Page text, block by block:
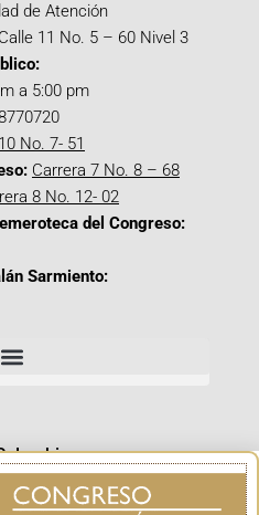
de Atención
11 No. 5 – 60 Nivel 3
a 5:00 pm
No. 7- 51
Carrera 7 No. 8 – 68
8 No. 12- 02
del Congreso:
Sarmiento: